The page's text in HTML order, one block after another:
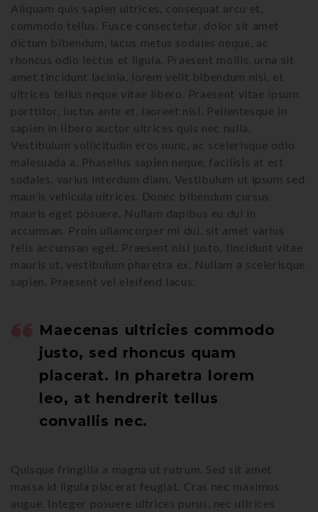
Aliquam quis sapien ultrices, consequat arcu et,
commodo tellus. Fusce consectetur, dolor sit amet
dictum bibendum, lacus metus sodales neque, ac
rhoncus odio lectus et ligula. Praesent mollis, urna sit
amet tincidunt lacinia, lorem velit bibendum nisi, et
ultrices tellus neque vitae libero. Praesent vitae ipsum
porttitor, luctus ante et, laoreet nisl. Pellentesque in
sapien in libero auctor ultrices quis nec nulla.
Vestibulum sollicitudin eros nunc, ac scelerisque odio
malesuada a. Phasellus sapien neque, facilisis at est
sodales, varius interdum diam. Vestibulum ut ipsum sed
mauris vehicula ultrices. Donec bibendum cursus
mauris eget posuere. Nullam dapibus eu dui in
accumsan. Proin ullamcorper mi dui, sit amet varius
felis accumsan eget. Praesent nisi justo, tincidunt vitae
mauris ut, vestibulum pharetra ex. Nullam a scelerisque
sapien. Praesent vel eleifend lacus.
Maecenas ultricies commodo
justo, sed rhoncus quam
placerat. In pharetra lorem
leo, at hendrerit tellus
convallis nec.
Quisque fringilla a magna ut rutrum. Sed sit amet
massa id ligula placerat feugiat. Cras nec maximus
augue. Integer posuere ultrices purus, nec ultrices